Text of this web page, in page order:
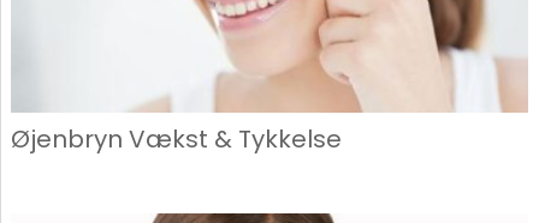
Øjenbryn Vækst & Tykkelse